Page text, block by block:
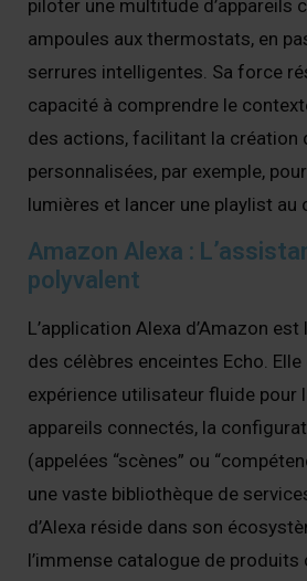
piloter une multitude d’appareils
ampoules aux thermostats, en
serrures intelligentes. Sa force
capacité à comprendre le
des actions, facilitant la création
personnalisées, par exemple,
lumières et lancer une playlist au
Amazon Alexa :
polyvalent
L’application Alexa d’Amazon
des célèbres enceintes Echo.
expérience utilisateur fluide pour
appareils connectés, la
(appelées “scènes” ou
une vaste bibliothèque de
d’Alexa réside dans son
l’immense catalogue de produits